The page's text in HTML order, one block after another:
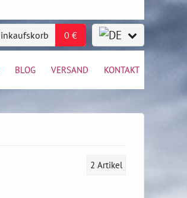
0 €
BLOG VERSAND KONTAKT
2 Artikel